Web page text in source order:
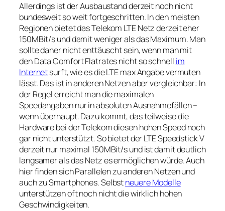
Allerdings ist der Ausbaustand derzeit noch nicht
bundesweit so weit fortgeschritten. In den meisten
Regionen bietet das Telekom LTE Netz derzeit eher
150MBit/s und damit weniger als das Maximum. Man
sollte daher nicht enttäuscht sein, wenn man mit
den Data Comfort Flatrates nicht so schnell im
Internetsurft, wie es die LTE max Angabe vermuten
lässt. Das ist in anderen Netzen aber vergleichbar: In
der Regel erreicht man die maximalen
Speedangaben nur in absoluten Ausnahmefällen –
wenn überhaupt. Dazu kommt, das teilweise die
Hardware bei der Telekom diesen hohen Speed noch
gar nicht unterstützt. So bietet der LTE Speedstick V
derzeit nur maximal 150MBit/s und ist damit deutlich
langsamer als das Netz es ermöglichen würde. Auch
hier finden sich Parallelen zu anderen Netzen und
auch zu Smartphones. Selbstneuere Modelle
unterstützen oft noch nicht die wirklich hohen
Geschwindigkeiten.